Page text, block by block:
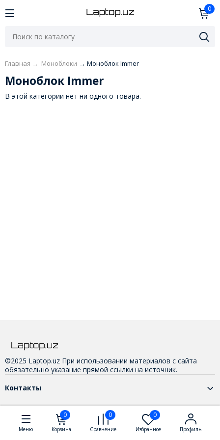
0
Главная → Моноблоки → Моноблок Immer
Моноблок Immer
В этой категории нет ни одного товара.
©2025 Laptop.uz При использовании материалов с сайта
обязательно указание прямой ссылки на источник.
Контакты
Меню
0
Корзина
0
Сравнение
0
Избранное Профиль